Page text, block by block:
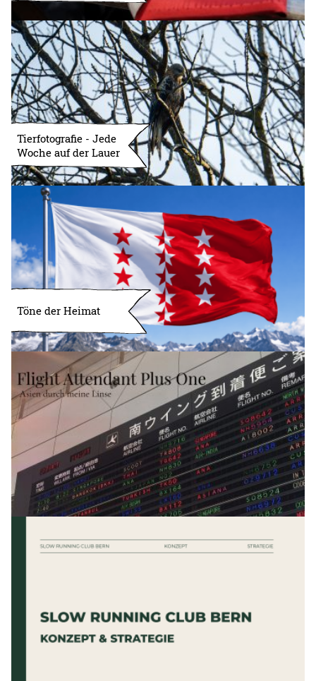
Tierfotografie - Jede
Woche auf der Lauer
Töne der Heimat